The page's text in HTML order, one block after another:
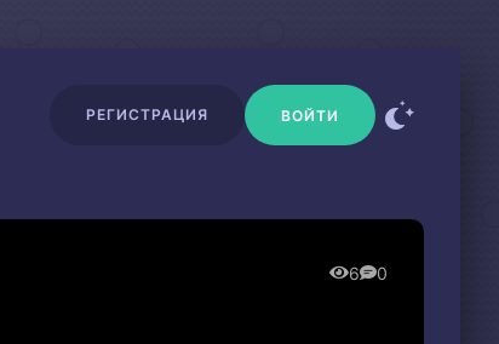
РЕГИСТРАЦИЯ ВОЙТИ
6 0